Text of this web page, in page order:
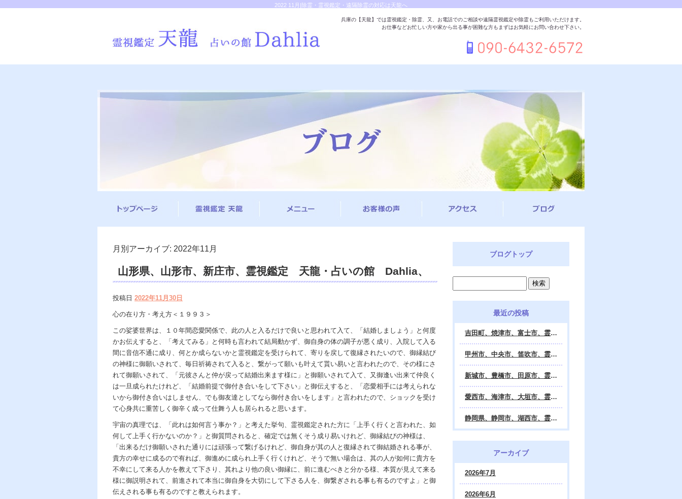
2022 11月|除霊・霊視鑑定・遠隔除霊の対応は天龍へ
兵庫の【天龍】では霊視鑑定・除霊、又、お電話でのご相談や遠隔霊視鑑定や除霊もご利用いただけます。
お仕事などお忙しい方や家から出る事が困難な方もまずはお気軽にお問い合わせ下さい。
月別アーカイブ: 2022年11月
山形県、山形市、新庄市、霊視鑑定 天龍・占いの館 Dahlia、
霊媒、ヒーリング、電話鑑定、オンライン、天龍知裕著、天の神
様ｖｓ地獄の神様、宇宙の真理で未来は希望の光、この世で天
国 あの世で天国。
投稿日 2022年11月30日
心の在り方・考え方＜１９９３＞
この娑婆世界は、１０年間恋愛関係で、此の人と入るだけで良いと思われて入て、「結婚しましょう」と何度
かお伝えすると、「考えてみる」と何時も言われて結局動かず、御自身の体の調子が悪く成り、入院して入る
間に音信不通に成り、何とか成らないかと霊視鑑定を受けられて、寄りを戻して復縁されたいので、御縁結び
の神様に御願いされて、毎日祈祷されて入ると、繋がって願いも叶えて貰い易いと言われたので、その様にさ
れて御願いされて、「元彼さんと仲が戻って結婚出来ます様に」と御願いされて入て、又御逢い出来て仲良く
は一旦成られたけれど、「結婚前提で御付き合いをして下さい」と御伝えすると、「恋愛相手には考えられな
いから御付き合いはしません、でも御友達としてなら御付き合いをします」と言われたので、ショックを受け
て心身共に重苦しく御辛く成って仕舞う人も居られると思います。
宇宙の真理では、「此れは如何言う事か？」と考えた挙句、霊視鑑定された方に「上手く行くと言われた、如
何して上手く行かないのか？」と御質問されると、確定では無くそう成り易いけれど、御縁結びの神様は、
「出来るだけ御願いされた通りには頑張って繋げるけれど、御自身が其の人と復縁されて御結婚される事が、
貴方の幸せに成るので有れば、御進めに成られ上手く行くけれど、そうで無い場合は、其の人が如何に貴方を
不幸にして来る人かを教えて下さり、其れより他の良い御縁に、前に進むべきと分かる様、本質が見えて来る
様に御説明されて、前進されて本当に御自身を大切にして下さる人を、御繋ぎされる事も有るのですよ」と御
伝えされる事も有るのですと教えられます。
ブログトップ
最近の投稿
吉田町、焼津市、富士市、霊視鑑定 天龍・占いの館 Dahlia、対面・電話・オンライン鑑定、除霊、霊視鑑定、遠隔 除霊 口コミ、浄霊、交霊、祈祷、御祓い、四柱推命、姓名判断・九星気学・易・タロット・手相・数秘術・動物占い・姓名学・命運鑑定、開運、不安・苦痛・恐怖、悩み相談、スピリチュアルカウンセラー、ヒーリング、霊気治療、霊能力者、霊媒師、天龍知裕著、幸せを求めて、天の神様 VS 地獄の神様、宇宙の真理で未来は希望の光、この世で天国 あの世で天国、天龍知裕ブログ。
甲州市、中央市、笛吹市、霊視鑑定 天龍・占いの館 Dahlia、対面・電話・オンライン鑑定、除霊、霊視鑑定、遠隔 除霊 口コミ、浄霊、交霊、祈祷、御祓い、四柱推命、姓名判断・九星気学・易・タロット・手相・数秘術・動物占い・姓名学・命運鑑定、開運、不安・苦痛・恐怖、悩み相談、スピリチュアルカウンセラー、ヒーリング、霊気治療、霊能力者、霊媒師、天龍知裕著、幸せを求めて、天の神様 VS 地獄の神様、宇宙の真理で未来は希望の光、この世で天国 あの世で天国、天龍知裕ブログ。
新城市、豊橋市、田原市、霊視鑑定 天龍・占いの館 Dahlia、対面・電話・オンライン鑑定、除霊、霊視鑑定、遠隔 除霊 口コミ、浄霊、交霊、祈祷、御祓い、四柱推命、姓名判断・九星気学・易・タロット・手相・数秘術・動物占い・姓名学・命運鑑定、開運、不安・苦痛・恐怖、悩み相談、スピリチュアルカウンセラー、ヒーリング、霊能力者、霊媒師、天龍知裕著、幸せを求めて、天の神様 VS 地獄の神様、宇宙の真理で未来は希望の光、この世で天国 あの世で天国、天龍知裕ブログ。
愛西市、海津市、大垣市、霊視鑑定 天龍・占いの館 Dahlia、対面・電話・オンライン鑑定、遠隔 除霊 口コミ、浄霊、交霊、祈祷、御祓い、四柱推命、姓名判断・九星気学・易・タロット・手相・数秘術・動物占い・姓名学・命運鑑定、開運、不安・苦痛・恐怖、悩み相談、スピリチュアルカウンセラー、ヒーリング、霊能力者、霊媒師、天龍知裕著、幸せを求めて、天の神様 VS 地獄の神様、宇宙の真理で未来は希望の光、この世で天国 あの世で天国、天龍知裕ブログ。
静岡県、静岡市、湖西市、霊視鑑定 天龍・占いの館 Dahlia、対面・電話・オンライン鑑定、除霊、霊視鑑定、遠隔 除霊 口コミ、浄霊、交霊、祈祷、御祓い、四柱推命、姓名判断・九星気学・易・タロット・手相・数秘術・動物占い・姓名学・命運鑑定、開運、不安・苦痛・恐怖、悩み相談、スピリチュアルカウンセラー、ヒーリング、霊気治療、霊能力者、霊媒師、天龍知裕著、幸せを求めて、天の神様 VS 地獄の神様、宇宙の真理で未来は希望の光、この世で天国 あの世で天国、天龍知裕ブログ。
アーカイブ
2026年7月
2026年6月